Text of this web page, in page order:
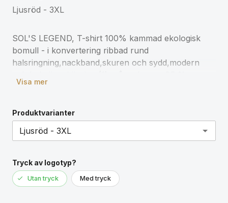
Ljusröd - 3XL
SOL'S LEGEND, T-shirt 100% kammad ekologisk
bomull - i konvertering ribbad rund
halsringning,nackband,skuren och sydd,modern
ekologisk bomull / 15 % viskos. För matchande
produktdokumentationen.
Visa mer
Produktvarianter
Tryck av logotyp?
Utan tryck Med tryck